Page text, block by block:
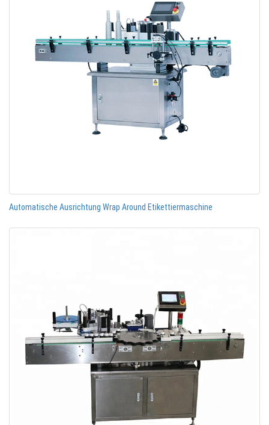
Automatische Ausrichtung Wrap Around Etikettiermaschine